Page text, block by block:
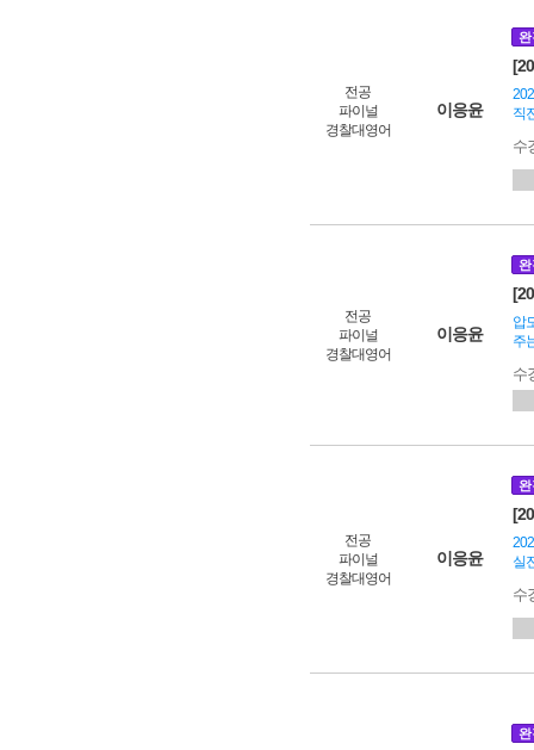
전공
파이널
경찰대영어
이응윤
완
직
수
전공
파이널
경찰대영어
이응윤
완
압
주
수
전공
파이널
경찰대영어
이응윤
완
실
수
완